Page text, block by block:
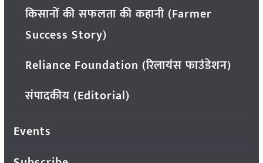
किसानों की सफलता की कहानी (Farmer
Success Story)
Reliance Foundation (रिलायंस फाउंडेशन)
संपादकीय (Editorial)
Events